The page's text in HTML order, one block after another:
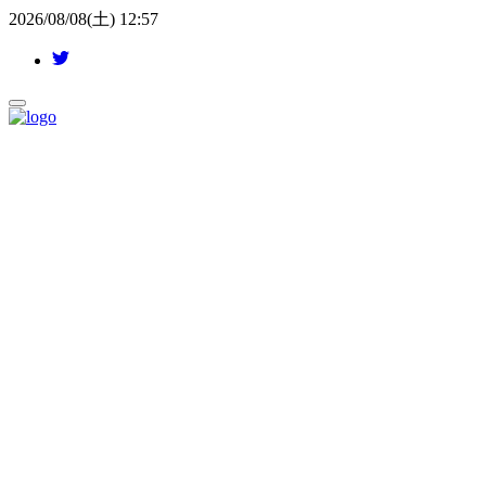
2026/08/08(土) 12:57